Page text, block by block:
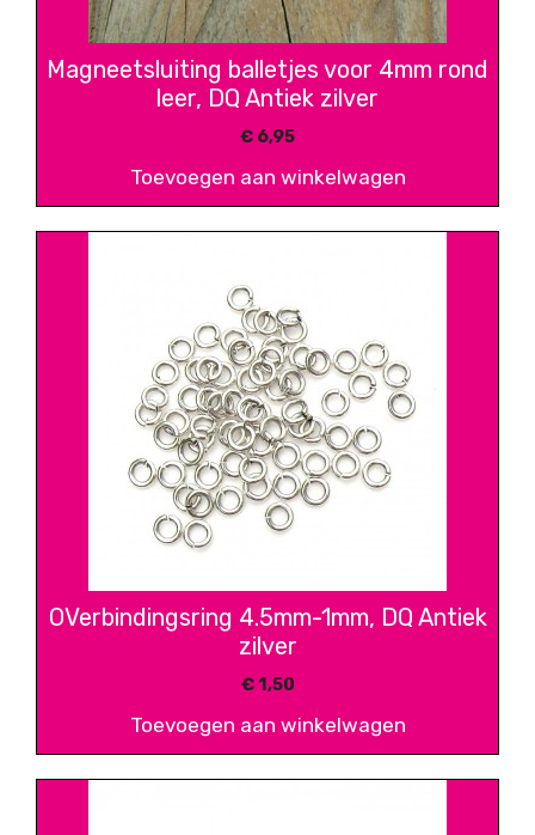
Magneetsluiting balletjes voor 4mm rond
leer, DQ Antiek zilver
€ 6,95
Toevoegen aan winkelwagen
OVerbindingsring 4.5mm-1mm, DQ Antiek
zilver
€1,50
Toevoegen aan winkelwagen